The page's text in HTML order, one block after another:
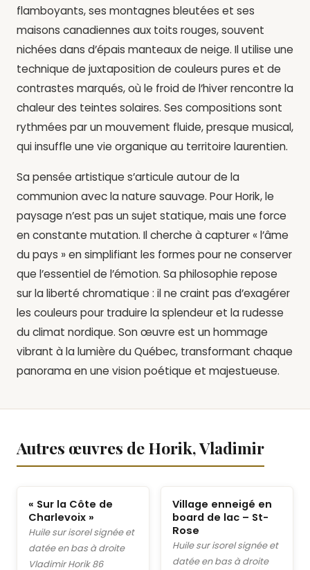
flamboyants, ses montagnes bleutées et ses
maisons canadiennes aux toits rouges, souvent
nichées dans d’épais manteaux de neige. Il utilise une
technique de juxtaposition de couleurs pures et de
contrastes marqués, où le froid de l’hiver rencontre la
chaleur des teintes solaires. Ses compositions sont
rythmées par un mouvement fluide, presque musical,
qui insuffle une vie organique au territoire laurentien.
Sa pensée artistique s’articule autour de la
communion avec la nature sauvage. Pour Horik, le
paysage n’est pas un sujet statique, mais une force
en constante mutation. Il cherche à capturer « l’âme
du pays » en simplifiant les formes pour ne conserver
que l’essentiel de l’émotion. Sa philosophie repose
sur la liberté chromatique : il ne craint pas d’exagérer
les couleurs pour traduire la splendeur et la rudesse
du climat nordique. Son œuvre est un hommage
vibrant à la lumière du Québec, transformant chaque
panorama en une vision poétique et majestueuse.
Autres œuvres de Horik, Vladimir
« Sur la Côte de
Charlevoix »
Huile sur isorel signée et
datée en bas à droite
Vladimir Horik 86
Village enneigé en
board de lac – St-
Rose
Huile sur isorel signée et
datée en bas à droite